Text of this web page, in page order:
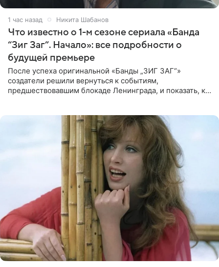
1 час назад Никита Шабанов
Что известно о 1-м сезоне сериала «Банда
“Зиг Заг”. Начало»: все подробности о
будущей премьере
После успеха оригинальной «Банды „ЗИГ ЗАГ“»
создатели решили вернуться к событиям,
предшествовавшим блокаде Ленинграда, и показать, как